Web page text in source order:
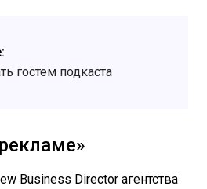
гостем подкаста
Business Director агентства